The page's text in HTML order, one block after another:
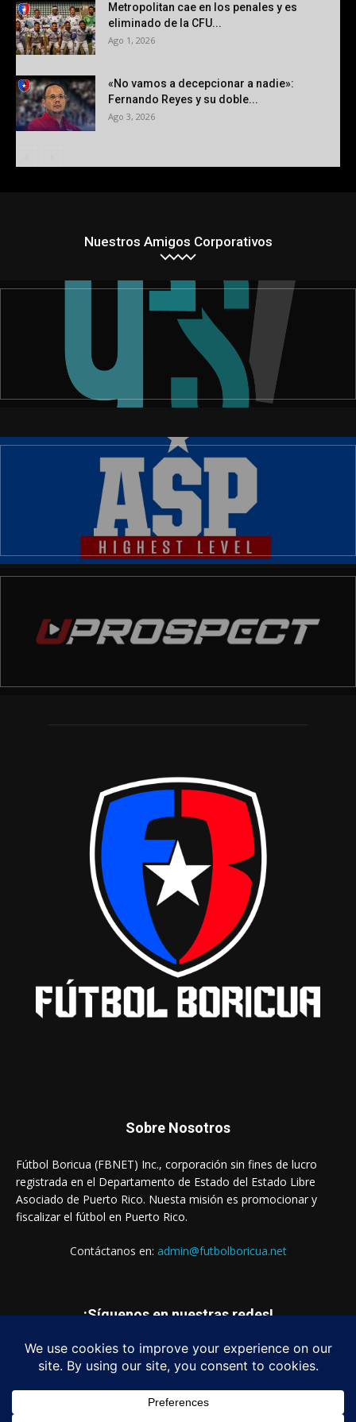
Metropolitan cae en los penales y es
eliminado de la CFU...
Ago 1, 2026
«No vamos a decepcionar a nadie»:
Fernando Reyes y su doble...
Ago 3, 2026
Nuestros Amigos Corporativos
Sobre Nosotros
Fútbol Boricua (FBNET) Inc., corporación sin fines de lucro
registrada en el Departamento de Estado del Estado Libre
Asociado de Puerto Rico. Nuesta misión es promocionar y
fiscalizar el fútbol en Puerto Rico.
Contáctanos en: admin@futbolboricua.net
¡Síguenos en nuestras redes!